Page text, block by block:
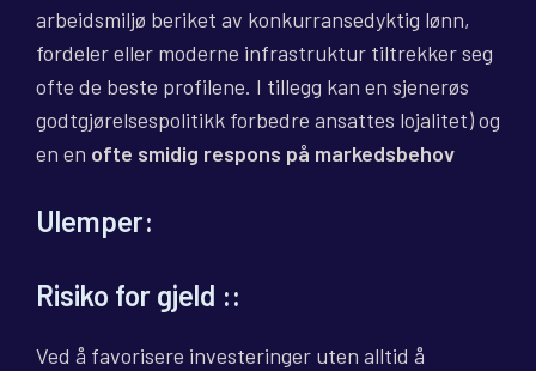
arbeidsmiljø beriket av konkurransedyktig lønn,
fordeler eller moderne infrastruktur tiltrekker seg
ofte de beste profilene. I tillegg kan en sjenerøs
godtgjørelsespolitikk forbedre ansattes lojalitet) og
en en ofte smidig respons på markedsbehov
Ulemper:
Risiko for gjeld ::
Ved å favorisere investeringer uten alltid å